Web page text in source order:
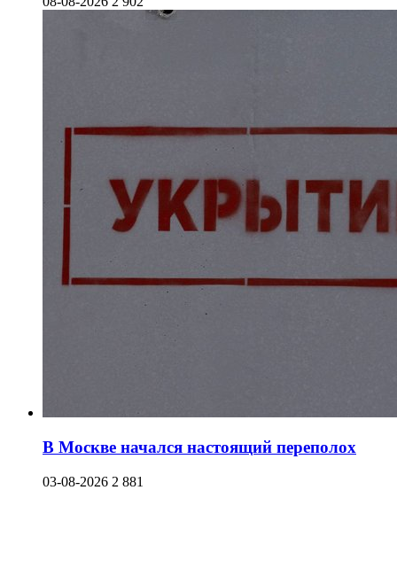
В Москве начался настоящий переполох
03-08-2026 2 881